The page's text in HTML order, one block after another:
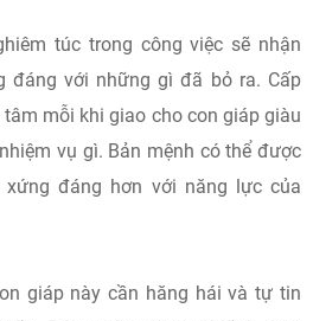
túc trong công việc sẽ nhận
đáng với những gì đã bỏ ra. Cấp
mỗi khi giao cho con giáp giàu
vụ gì. Bản mệnh có thể được
đáng hơn với năng lực của
giáp này cần hăng hái và tự tin